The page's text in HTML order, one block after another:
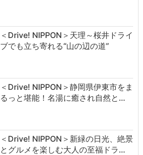
＜Drive! NIPPON＞天理～桜井ドライ
ブでも立ち寄れる“山の辺の道”
＜Drive! NIPPON＞静岡県伊東市をま
るっと堪能！名湯に癒され自然と…
＜Drive! NIPPON＞新緑の日光、絶景
とグルメを楽しむ大人の至福ドラ…